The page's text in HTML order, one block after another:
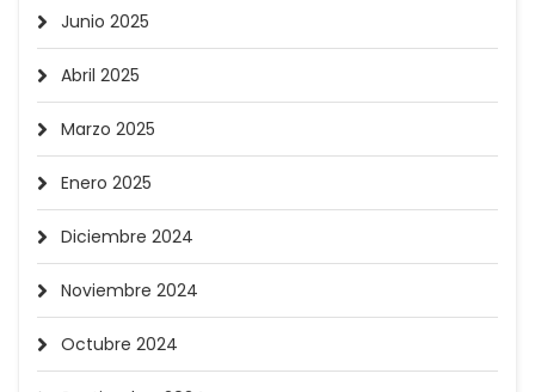
Junio 2025
Abril 2025
Marzo 2025
Enero 2025
Diciembre 2024
Noviembre 2024
Octubre 2024